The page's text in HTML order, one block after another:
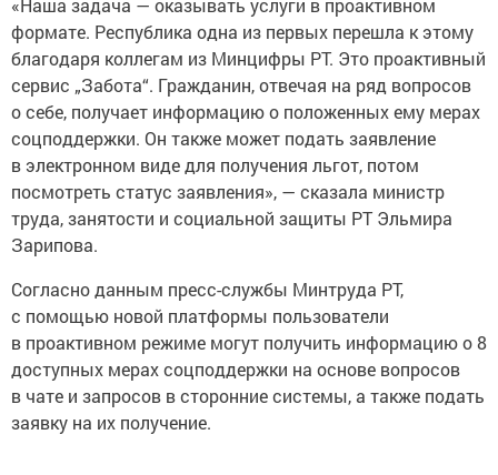
формате. Республика одна из первых перешла к этому
благодаря коллегам из Минцифры РТ. Это проактивный
сервис „Забота“. Гражданин, отвечая на ряд вопросов
о себе, получает информацию о положенных ему мерах
соцподдержки. Он также может подать заявление
в электронном виде для получения льгот, потом
посмотреть статус заявления», — сказала министр
труда, занятости и социальной защиты РТ Эльмира
Зарипова.
с помощью новой платформы пользователи
в проактивном режиме могут получить информацию о 8
доступных мерах соцподдержки на основе вопросов
в чате и запросов в сторонние системы, а также подать
заявку на их получение.